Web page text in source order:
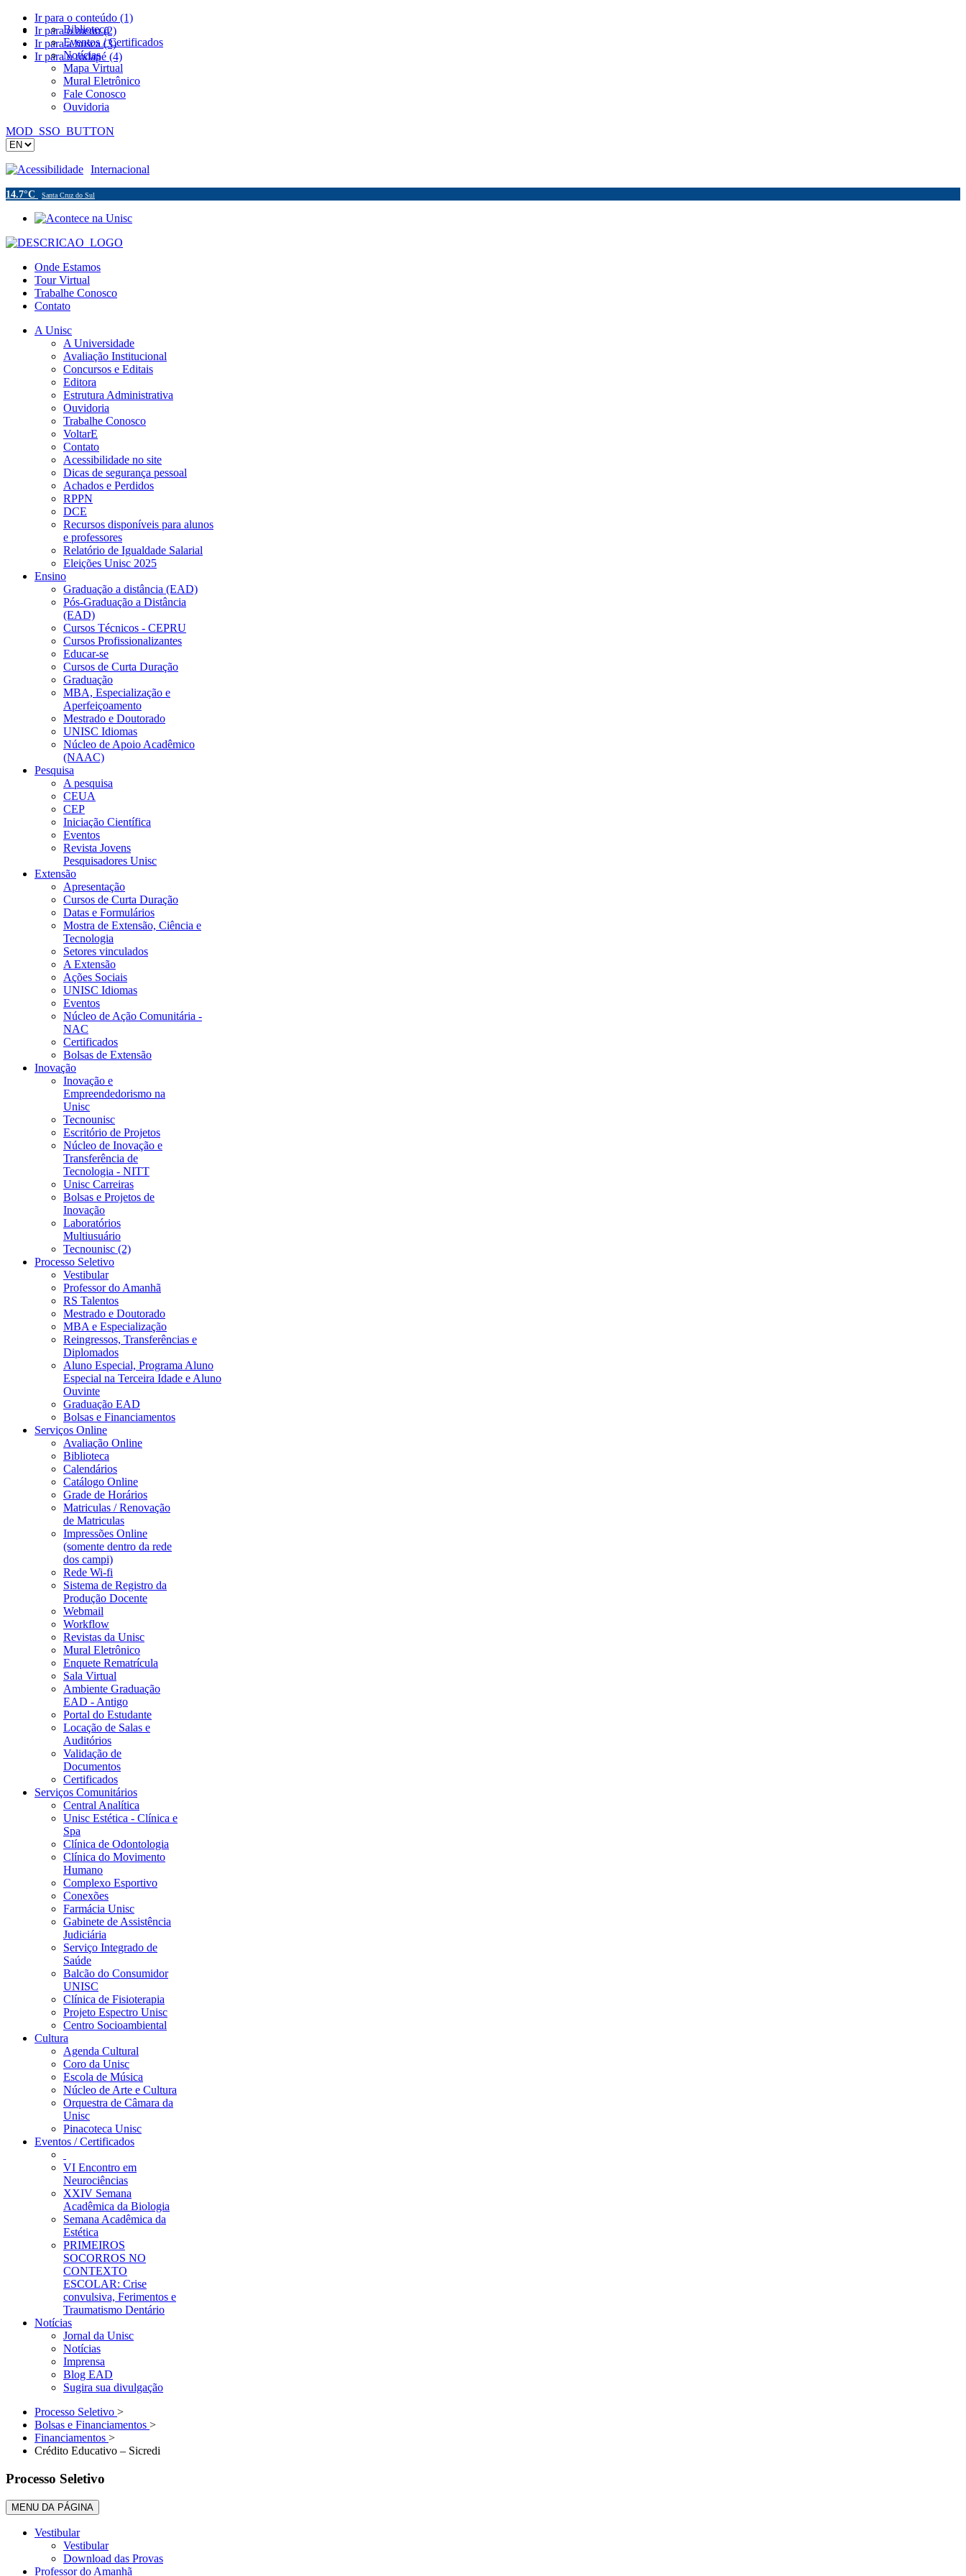
Ir para o conteúdo (1)
Ir para o menu (2)
Ir para a busca (3)
Ir para o rodapé (4)
Biblioteca
Eventos / Certificados
Notícias
Mapa Virtual
Mural Eletrônico
Fale Conosco
Ouvidoria
MOD_SSO_BUTTON
Acessibilidade Internacional
14.7°C Santa Cruz do Sul
Onde Estamos
Tour Virtual
Trabalhe Conosco
Contato
A Unisc
A Universidade
Avaliação Institucional
Concursos e Editais
Editora
Estrutura Administrativa
Ouvidoria
Trabalhe Conosco
VoltarE
Contato
Acessibilidade no site
Dicas de segurança pessoal
Achados e Perdidos
RPPN
DCE
Recursos disponíveis para alunos
e professores
Relatório de Igualdade Salarial
Eleições Unisc 2025
Ensino
Graduação a distância (EAD)
Pós-Graduação a Distância
(EAD)
Cursos Técnicos - CEPRU
Cursos Profissionalizantes
Educar-se
Cursos de Curta Duração
Graduação
MBA, Especialização e
Aperfeiçoamento
Mestrado e Doutorado
UNISC Idiomas
Núcleo de Apoio Acadêmico
(NAAC)
Pesquisa
A pesquisa
CEUA
CEP
Iniciação Científica
Eventos
Revista Jovens
Pesquisadores Unisc
Extensão
Apresentação
Cursos de Curta Duração
Datas e Formulários
Mostra de Extensão, Ciência e
Tecnologia
Setores vinculados
A Extensão
Ações Sociais
UNISC Idiomas
Eventos
Núcleo de Ação Comunitária -
NAC
Certificados
Bolsas de Extensão
Inovação
Inovação e
Empreendedorismo na
Unisc
Tecnounisc
Escritório de Projetos
Núcleo de Inovação e
Transferência de
Tecnologia - NITT
Unisc Carreiras
Bolsas e Projetos de
Inovação
Laboratórios
Multiusuário
Tecnounisc (2)
Processo Seletivo
Vestibular
Professor do Amanhã
RS Talentos
Mestrado e Doutorado
MBA e Especialização
Reingressos, Transferências e
Diplomados
Aluno Especial, Programa Aluno
Especial na Terceira Idade e Aluno
Ouvinte
Graduação EAD
Bolsas e Financiamentos
Serviços Online
Avaliação Online
Biblioteca
Calendários
Catálogo Online
Grade de Horários
Matriculas / Renovação
de Matriculas
Impressões Online
(somente dentro da rede
dos campi)
Rede Wi-fi
Sistema de Registro da
Produção Docente
Webmail
Workflow
Revistas da Unisc
Mural Eletrônico
Enquete Rematrícula
Sala Virtual
Ambiente Graduação
EAD - Antigo
Portal do Estudante
Locação de Salas e
Auditórios
Validação de
Documentos
Certificados
Serviços Comunitários
Central Analítica
Unisc Estética - Clínica e
Spa
Clínica de Odontologia
Clínica do Movimento
Humano
Complexo Esportivo
Conexões
Farmácia Unisc
Gabinete de Assistência
Judiciária
Serviço Integrado de
Saúde
Balcão do Consumidor
UNISC
Clínica de Fisioterapia
Projeto Espectro Unisc
Centro Socioambiental
Cultura
Agenda Cultural
Coro da Unisc
Escola de Música
Núcleo de Arte e Cultura
Orquestra de Câmara da
Unisc
Pinacoteca Unisc
Eventos / Certificados
VI Encontro em
Neurociências
XXIV Semana
Acadêmica da Biologia
Semana Acadêmica da
Estética
PRIMEIROS
SOCORROS NO
CONTEXTO
ESCOLAR: Crise
convulsiva, Ferimentos e
Traumatismo Dentário
Notícias
Jornal da Unisc
Notícias
Imprensa
Blog EAD
Sugira sua divulgação
Processo Seletivo >
Bolsas e Financiamentos >
Financiamentos >
Crédito Educativo – Sicredi
Processo Seletivo
MENU DA PÁGINA
Vestibular
Vestibular
Download das Provas
Professor do Amanhã